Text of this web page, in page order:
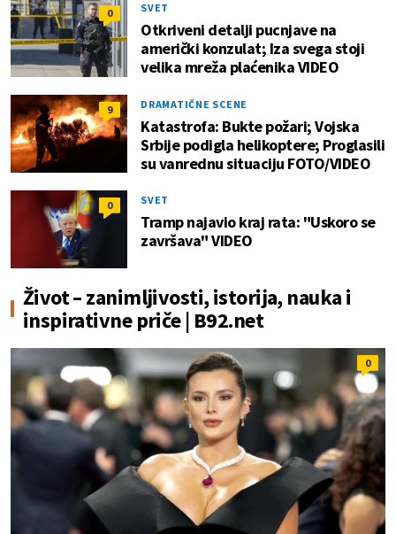
0 SVET
Otkriveni detalji pucnjave na
američki konzulat; Iza svega stoji
velika mreža plaćenika VIDEO
9 DRAMATIČNE SCENE
Katastrofa: Bukte požari; Vojska
Srbije podigla helikoptere; Proglasili
su vanrednu situaciju FOTO/VIDEO
0 SVET
Tramp najavio kraj rata: "Uskoro se
završava" VIDEO
Život – zanimljivosti, istorija, nauka i
inspirativne priče | B92.net
0